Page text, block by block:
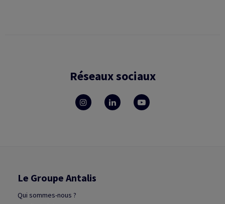
Réseaux sociaux
Le Groupe Antalis
Qui sommes-nous ?